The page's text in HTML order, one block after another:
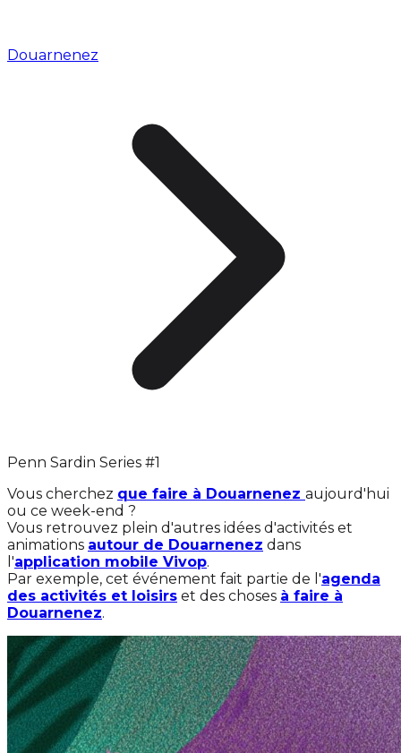
Douarnenez
Penn Sardin Series #1
Vous cherchez que faire à Douarnenez aujourd'hui
ou ce week-end ?
Vous retrouvez plein d'autres idées d'activités et
animations autour de Douarnenez dans
l'application mobile Vivop.
Par exemple, cet événement fait partie de l'agenda
des activités et loisirs et des choses à faire à
Douarnenez.